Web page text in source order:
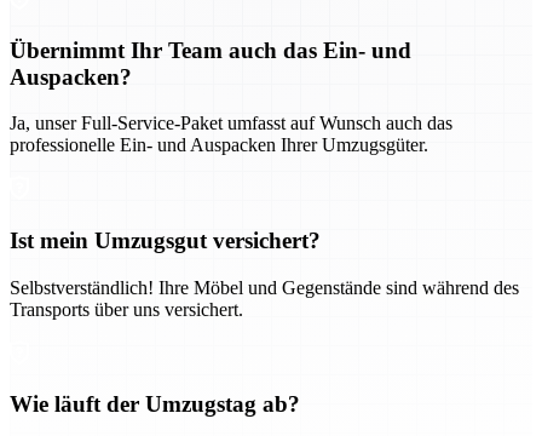
Übernimmt Ihr Team auch das Ein- und
Auspacken?
Ja, unser Full-Service-Paket umfasst auf Wunsch auch das
professionelle Ein- und Auspacken Ihrer Umzugsgüter.
Ist mein Umzugsgut versichert?
Selbstverständlich! Ihre Möbel und Gegenstände sind während des
Transports über uns versichert.
Wie läuft der Umzugstag ab?